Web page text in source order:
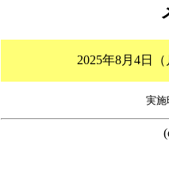
2025年8月4日
実施